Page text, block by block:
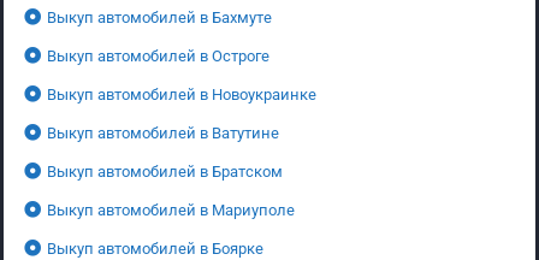
Выкуп автомобилей в Бахмуте
Выкуп автомобилей в Остроге
Выкуп автомобилей в Новоукраинке
Выкуп автомобилей в Ватутине
Выкуп автомобилей в Братском
Выкуп автомобилей в Мариуполе
Выкуп автомобилей в Боярке